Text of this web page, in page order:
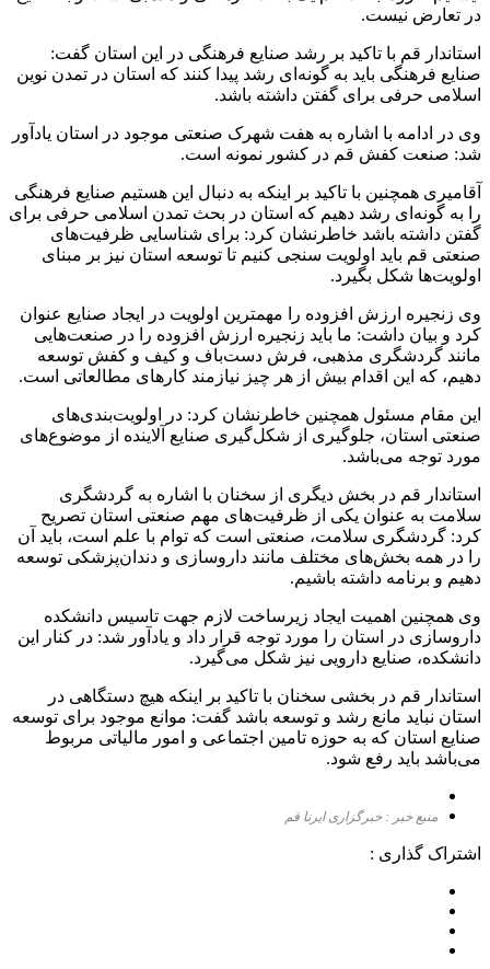
در تعارض نیست.
استاندار قم با تاکید بر رشد صنایع فرهنگی در این استان گفت:
صنایع فرهنگی باید به گونه‌ای رشد پیدا کنند که استان در تمدن نوین
اسلامی حرفی برای گفتن داشته باشد.
وی در ادامه با اشاره به هفت شهرک صنعتی موجود در استان یادآور
شد: صنعت کفش قم در کشور نمونه است.
آقامیری همچنین با تاکید بر اینکه به دنبال این هستیم صنایع فرهنگی
را به گونه‌ای رشد دهیم که استان در بحث تمدن اسلامی حرفی برای
گفتن داشته باشد خاطرنشان کرد: برای شناسایی ظرفیت‌های
صنعتی قم باید اولویت سنجی کنیم تا توسعه استان نیز بر مبنای
اولویت‌ها شکل بگیرد.
وی زنجیره ارزش افزوده را مهمترین اولویت در ایجاد صنایع عنوان
کرد و بیان داشت: ما باید زنجیره ارزش افزوده را در صنعت‌هایی
مانند گردشگری مذهبی، فرش‌ دست‌باف و کیف و کفش توسعه
دهیم، که این اقدام بیش از هر چیز نیازمند کارهای مطالعاتی است.
این مقام مسئول همچنین خاطرنشان کرد: در اولویت‌بندی‌های
صنعتی استان، جلوگیری از شکل‌گیری صنایع آلاینده از موضوع‌های
مورد توجه می‌باشد.
استاندار قم در بخش دیگری از سخنان با اشاره به گردشگری
سلامت به عنوان یکی از ظرفیت‌های مهم صنعتی استان تصریح
کرد: گردشگری سلامت، صنعتی است که توام با علم است، باید آن
را در همه بخش‌های مختلف مانند داروسازی و دندان‌پزشکی توسعه
دهیم و برنامه داشته باشیم.
وی همچنین اهمیت ایجاد زیرساخت لازم جهت تاسیس دانشکده
داروسازی در استان را مورد توجه قرار داد و یادآور شد: در کنار این
دانشکده، صنایع دارویی نیز شکل می‌گیرد.
استاندار قم در بخشی سخنان با تاکید بر اینکه هیچ دستگاهی در
استان نباید مانع رشد و توسعه باشد گفت: موانع موجود برای توسعه
صنایع استان که به حوزه تامین اجتماعی و امور مالیاتی مربوط
می‌باشد باید رفع شود.
منبع خبر : خبرگزاری ایرنا قم
اشتراک گذاری :